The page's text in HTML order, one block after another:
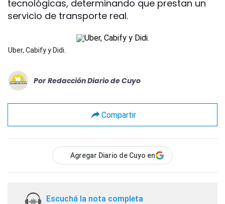
tecnológicas, determinando que prestan un
servicio de transporte real.
Uber, Cabify y Didi.
Por Redacción Diario de Cuyo
Compartir
Agregar Diario de Cuyo en
Escuchá la nota completa